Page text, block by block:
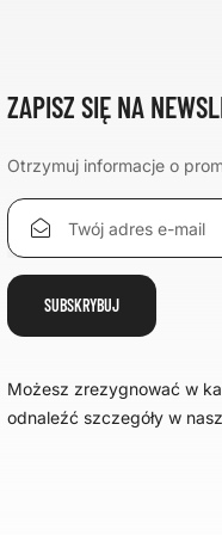
ZAPISZ SIĘ NA
Otrzymuj informacje o
Możesz zrezygnować w
odnaleźć szczegóły w